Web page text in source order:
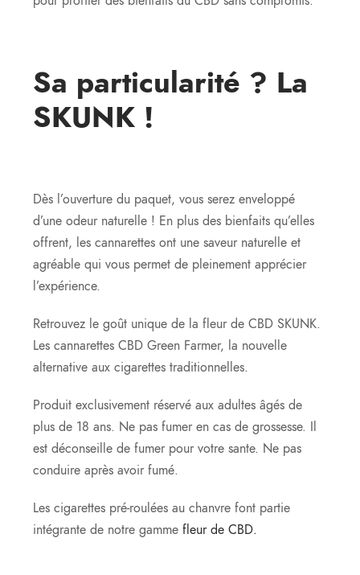
Sa particularité ? La
SKUNK !
Dès l’ouverture du paquet, vous serez enveloppé
d’une odeur naturelle ! En plus des bienfaits qu’elles
offrent, les cannarettes ont une saveur naturelle et
agréable qui vous permet de pleinement apprécier
l’expérience.
Retrouvez le goût unique de la fleur de CBD SKUNK.
Les cannarettes CBD Green Farmer, la nouvelle
alternative aux cigarettes traditionnelles.
Produit exclusivement réservé aux adultes âgés de
plus de 18 ans. Ne pas fumer en cas de grossesse. Il
est déconseille de fumer pour votre sante. Ne pas
conduire après avoir fumé.
Les cigarettes pré-roulées au chanvre font partie
intégrante de notre gamme fleur de CBD.